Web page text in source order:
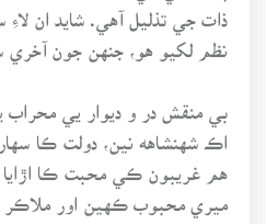
ذات جي تذليل آهي. شايد ان لاءِ
نظم لکيو هو، جنهن جون آخري
بي منقش در و ديوار يي محراب
اڪ شهنشاهه نين، دولت ڪا
هم غريبون ڪي محبت ڪا اڙايا
ميري محبوب ڪهين اور